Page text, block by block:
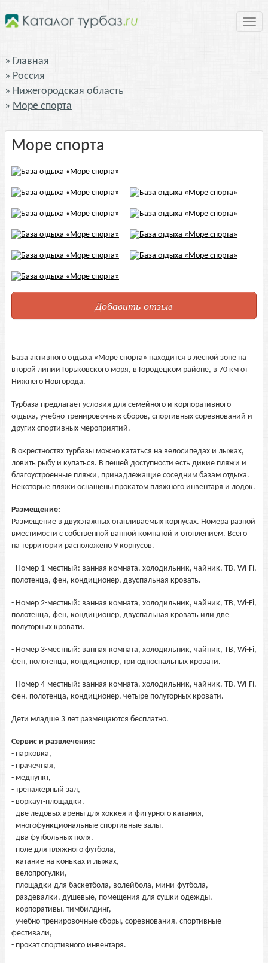
Главная
Россия
Нижегородская область
Море спорта
Море спорта
Добавить отзыв
База активного отдыха «Море спорта» находится в лесной зоне на
второй линии Горьковского моря, в Городецком районе, в 70 км от
Нижнего Новгорода.
Турбаза предлагает условия для семейного и корпоративного
отдыха, учебно-тренировочных сборов, спортивных соревнований и
других спортивных мероприятий.
В окрестностях турбазы можно кататься на велосипедах и лыжах,
ловить рыбу и купаться. В пешей доступности есть дикие пляжи и
благоустроенные пляжи, принадлежащие соседним базам отдыха.
Некоторые пляжи оснащены прокатом пляжного инвентаря и лодок.
Размещение:
Размещение в двухэтажных отапливаемых корпусах. Номера разной
вместимости с собственной ванной комнатой и отоплением. Всего
на территории расположено 9 корпусов.
- Номер 1-местный: ванная комната, холодильник, чайник, ТВ, Wi-Fi,
полотенца, фен, кондиционер, двуспальная кровать.
- Номер 2-местный: ванная комната, холодильник, чайник, ТВ, Wi-Fi,
полотенца, фен, кондиционер, двуспальная кровать или две
полуторных кровати.
- Номер 3-местный: ванная комната, холодильник, чайник, ТВ, Wi-Fi,
фен, полотенца, кондиционер, три односпальных кровати.
- Номер 4-местный: ванная комната, холодильник, чайник, ТВ, Wi-Fi,
фен, полотенца, кондиционер, четыре полуторных кровати.
Дети младше 3 лет размещаются бесплатно.
Сервис и развлечения:
- парковка,
- прачечная,
- медпункт,
- тренажерный зал,
- воркаут-площадки,
- две ледовых арены для хоккея и фигурного катания,
- многофункциональные спортивные залы,
- два футбольных поля,
- поле для пляжного футбола,
- катание на коньках и лыжах,
- велопрогулки,
- площадки для баскетбола, волейбола, мини-футбола,
- раздевалки, душевые, помещения для сушки одежды,
- корпоративы, тимбилдинг,
- учебно-тренировочные сборы, соревнования, спортивные
фестивали,
- прокат спортивного инвентаря.